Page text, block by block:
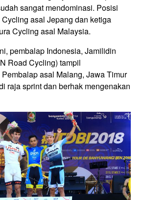
sangat mendominasi. Posisi
asal Jepang dan ketiga
Cycling asal Malaysia.
pembalap Indonesia, Jamilidin
Road Cycling) tampil
asal Malang, Jawa Timur
raja sprint dan berhak mengenakan